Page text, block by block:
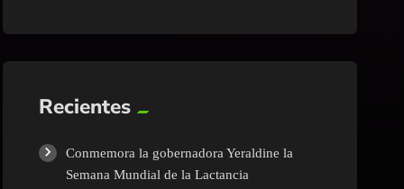
Nacional
Navolato
Pesca
Recientes
Conmemora la gobernadora Yeraldine la
Semana Mundial de la Lactancia